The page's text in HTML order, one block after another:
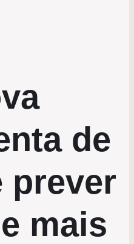
de
prever
mais